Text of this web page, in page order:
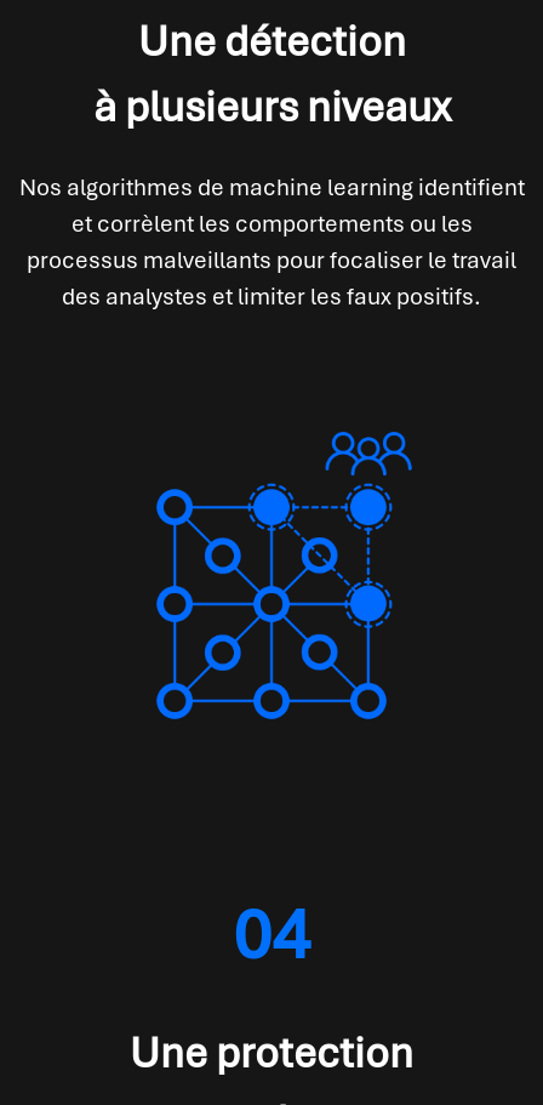
Une détection
à plusieurs niveaux
Nos algorithmes de machine learning identifient
et corrèlent les comportements ou les
processus malveillants pour focaliser le travail
des analystes et limiter les faux positifs.
04
Une protection